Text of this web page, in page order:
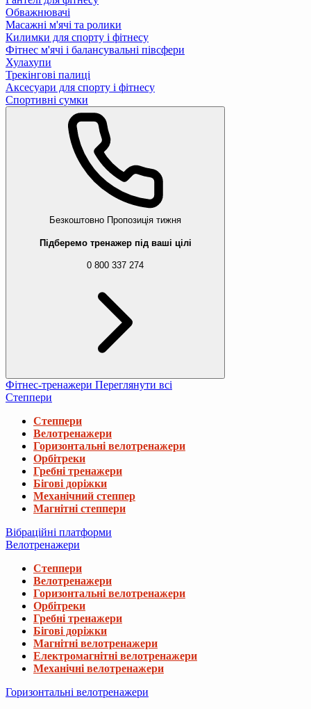
Обважнювачі
Масажні м'ячі та ролики
Килимки для спорту і фітнесу
Фітнес м'ячі і балансувальні півсфери
Хулахупи
Трекінгові палиці
Аксесуари для спорту і фітнесу
Спортивні сумки
Безкоштовно Пропозиція тижня
Підберемо тренажер під ваші цілі
0 800 337 274
Фітнес-тренажери Переглянути всі
Степпери
Степпери
Велотренажери
Горизонтальні велотренажери
Орбітреки
Гребні тренажери
Бігові доріжки
Механічний степпер
Магнітні степпери
Вібраційні платформи
Велотренажери
Степпери
Велотренажери
Горизонтальні велотренажери
Орбітреки
Гребні тренажери
Бігові доріжки
Магнітні велотренажери
Електромагнітні велотренажери
Механічні велотренажери
Горизонтальні велотренажери